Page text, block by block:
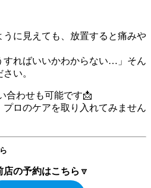
に見えても、放置すると痛みや
すればいいかわからない…」そん
い。
合わせも可能です📩
ロのケアを取り入れてみません
の予約はこちら 🔽